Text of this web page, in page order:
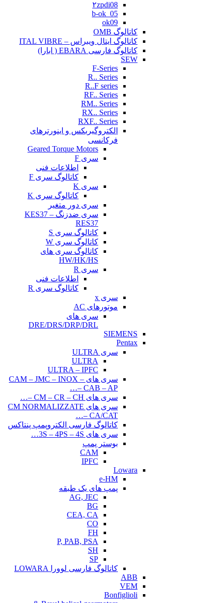
۲zpdi08
b-ok_05
ok09
کاتالوگ OMB
کاتالوگ ایتال ویبراس – ITAL VIBRE
کاتالوگ فارسی EBARA ( ابارا)
SEW
F-Series
R.. Series
R..F series
RF.. Series
RM.. Series
RX.. Series
RXF.. Series
الکتروگیربکس و اینورترهای
فرکانسی
Geared Torque Motors
سری F
اطلاعات فنی
کاتالوگ سری F
سری K
کاتالوگ سری K
سری دور متغیر
سری ضدزنگ KES37 –
RES37
کاتالوگ سری S
کاتالوگ سری W
کاتالوگ سری های
HW/HK/HS
سری R
اطلاعات فنی
کاتالوگ سری R
سری x
موتورهای AC
سری های
DRE/DRS/DRP/DRL
SIEMENS
Pentax
سری ULTRA
ULTRA
ULTRA – IPFC
سری های CAM – JMC – INOX –
CAB – AP –…
سری های CM – CR – CH –…
سری های CM NORMALIZZATE
– CA/CAT…
کاتالوگ فارسی الکتروپمپ پنتاکس
سری های 3S – 4PS – 4S…
بوستر پمپ
CAM
IPFC
Lowara
e-HM
پمپ های یک طبقه
AG, JEC
BG
CEA, CA
CO
FH
P, PAB, PSA
SH
SP
کاتالوگ فارسی لوورا LOWARA
ABB
VEM
Bonfiglioli